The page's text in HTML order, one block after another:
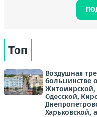
Топ
Воздушная
большинстве
Житомирской,
Одесской,
Харьковской,